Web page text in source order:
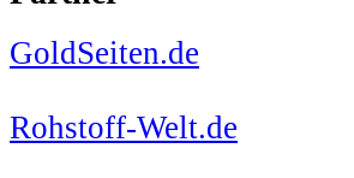
GoldSeiten.de
Rohstoff-Welt.de